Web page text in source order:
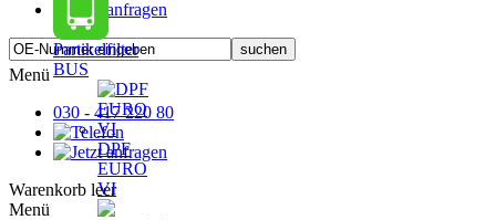
Partikelfilter
BUS
DPF
EURO
VI
Menü
030 - 417 220 80
Warenkorb leer
Menü